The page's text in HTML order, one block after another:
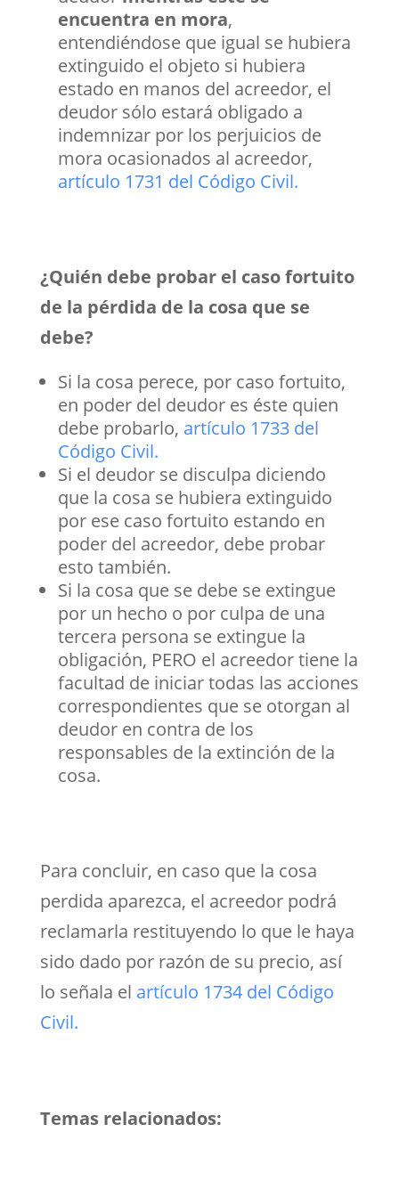
encuentra en mora,
entendiéndose que igual se hubiera
extinguido el objeto si hubiera
estado en manos del acreedor, el
deudor sólo estará obligado a
indemnizar por los perjuicios de
mora ocasionados al acreedor,
artículo 1731 del Código Civil.
¿Quién debe probar el caso fortuito
de la pérdida de la cosa que se
debe?
Si la cosa perece, por caso fortuito,
en poder del deudor es éste quien
debe probarlo, artículo 1733 del
Código Civil.
Si el deudor se disculpa diciendo
que la cosa se hubiera extinguido
por ese caso fortuito estando en
poder del acreedor, debe probar
esto también.
Si la cosa que se debe se extingue
por un hecho o por culpa de una
tercera persona se extingue la
obligación, PERO el acreedor tiene la
facultad de iniciar todas las acciones
correspondientes que se otorgan al
deudor en contra de los
responsables de la extinción de la
cosa.
Para concluir, en caso que la cosa
perdida aparezca, el acreedor podrá
reclamarla restituyendo lo que le haya
sido dado por razón de su precio, así
lo señala el artículo 1734 del Código
Civil.
Temas relacionados: